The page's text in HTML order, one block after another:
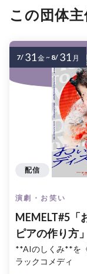
この団体
演劇・お笑い
MEMELT#5「
ピアの作り方
**AIのしくみ**を
ラックコメディ
配信
7/ 31金~ 8/ 31 月